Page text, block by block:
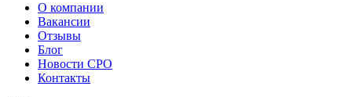
О компании
Вакансии
Отзывы
Блог
Новости СРО
Контакты